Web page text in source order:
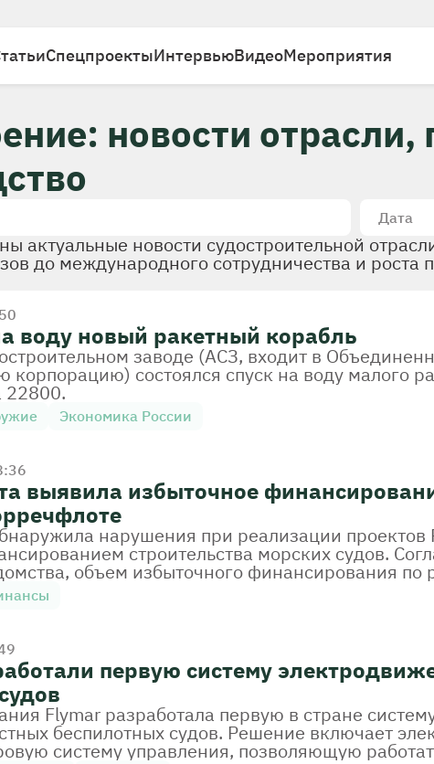
СпецпроектыИнтервьюВидеоМероприятия
новости отрасли,
Дата
актуальные новости судостроительной
до международного сотрудничества и роста
воду новый ракетный корабль
заводе (АСЗ, входит в
корпорацию) состоялся спуск на воду малого
22800.
Экономика России
выявила избыточное
нарушения при реализации
строительства морских судов.
объем избыточного финансирования по
млрд рублей.
первую систему
Flymar разработала первую в стране
беспилотных судов. Решение включает
систему управления, позволяющую